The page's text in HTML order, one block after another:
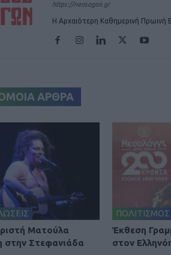
https://neosagon.gr
Η Αρχαιότερη Καθημερινή Πρωινή
ΑΡΘΡΑ
Ματούλα
στην Στεφανιάδα
ΠΟΛΙΤΙΣΜΟΣ
Έκθεση
στον